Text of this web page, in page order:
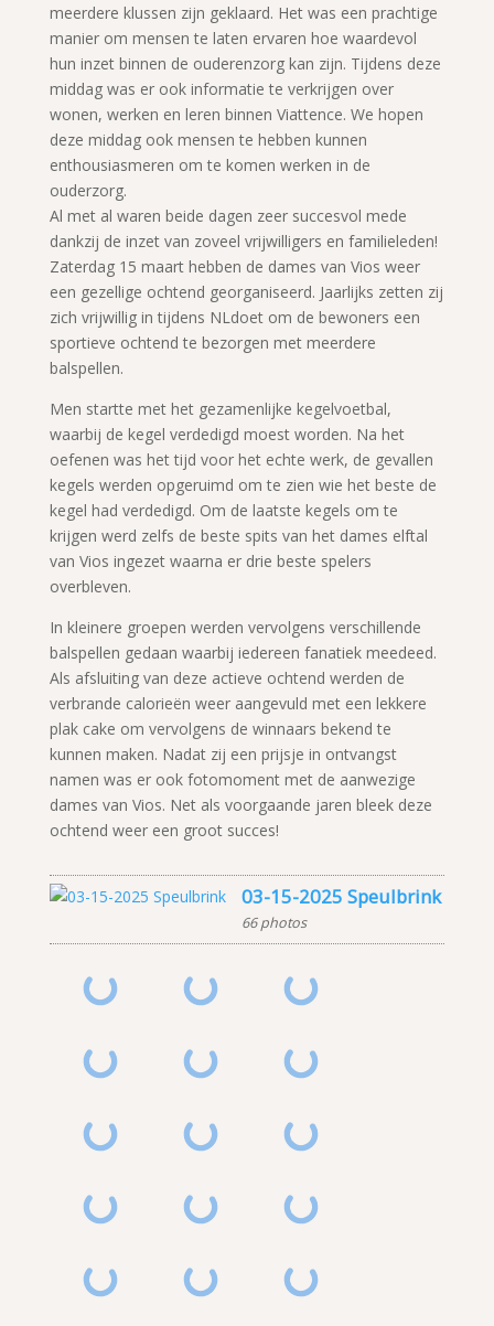
meerdere klussen zijn geklaard. Het was een prachtige
manier om mensen te laten ervaren hoe waardevol
hun inzet binnen de ouderenzorg kan zijn. Tijdens deze
middag was er ook informatie te verkrijgen over
wonen, werken en leren binnen Viattence. We hopen
deze middag ook mensen te hebben kunnen
enthousiasmeren om te komen werken in de
ouderzorg.
Al met al waren beide dagen zeer succesvol mede
dankzij de inzet van zoveel vrijwilligers en familieleden!
Zaterdag 15 maart hebben de dames van Vios weer
een gezellige ochtend georganiseerd. Jaarlijks zetten zij
zich vrijwillig in tijdens NLdoet om de bewoners een
sportieve ochtend te bezorgen met meerdere
balspellen.
Men startte met het gezamenlijke kegelvoetbal,
waarbij de kegel verdedigd moest worden. Na het
oefenen was het tijd voor het echte werk, de gevallen
kegels werden opgeruimd om te zien wie het beste de
kegel had verdedigd. Om de laatste kegels om te
krijgen werd zelfs de beste spits van het dames elftal
van Vios ingezet waarna er drie beste spelers
overbleven.
In kleinere groepen werden vervolgens verschillende
balspellen gedaan waarbij iedereen fanatiek meedeed.
Als afsluiting van deze actieve ochtend werden de
verbrande calorieën weer aangevuld met een lekkere
plak cake om vervolgens de winnaars bekend te
kunnen maken. Nadat zij een prijsje in ontvangst
namen was er ook fotomoment met de aanwezige
dames van Vios. Net als voorgaande jaren bleek deze
ochtend weer een groot succes!
03-15-2025 Speulbrink
66 photos